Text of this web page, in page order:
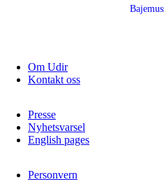
Om Udir
Kontakt oss
Presse
Nyhetsvarsel
English pages
Personvern